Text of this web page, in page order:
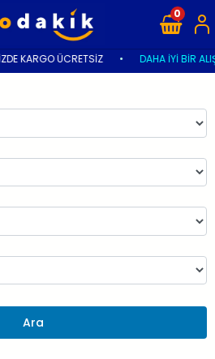
KARGO ÜCRETSİZ DAHA İYİ BİR
0
Ara